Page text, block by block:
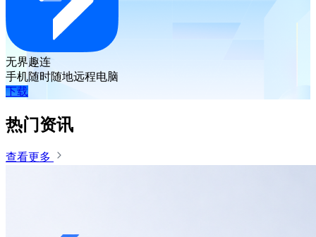
无界趣连
手机随时随地远程电脑
下载
热门资讯
查看更多